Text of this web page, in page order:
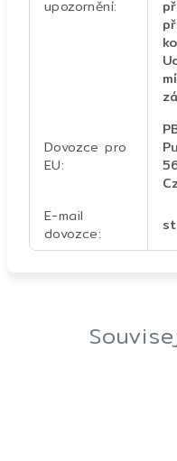
upozornění:
Dovozce pro
EU:
E-mail
dovozce: